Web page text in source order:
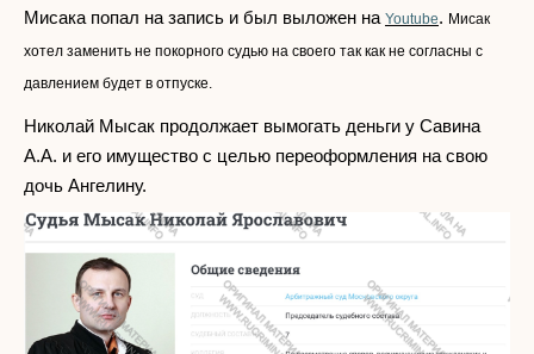
Мисака попал на запись и был выложен на Youtube. Мисак
хотел заменить не покорного судью на своего так как не согласны с
давлением будет в отпуске.
Николай Мысак продолжает вымогать деньги у Савина
А.А. и его имущество с целью переоформления на свою
дочь Ангелину.